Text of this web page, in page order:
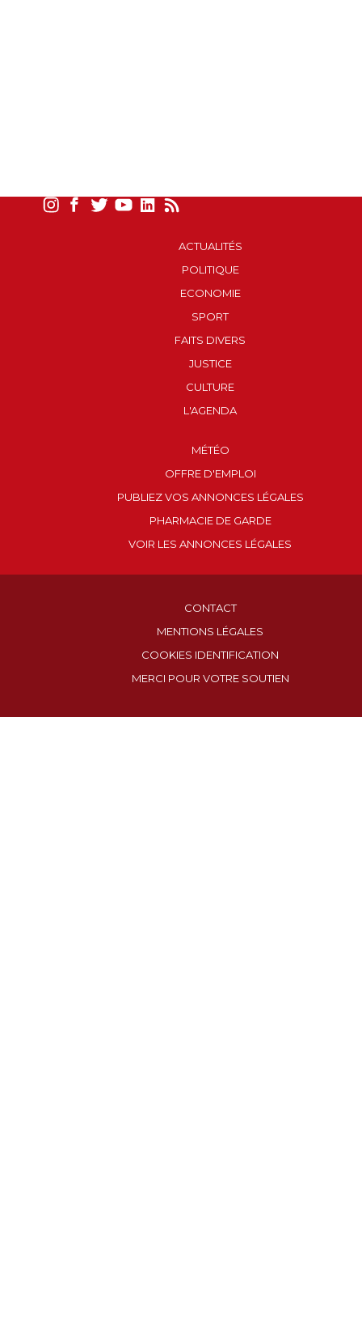
ACTUALITÉS
POLITIQUE
ECONOMIE
SPORT
FAITS DIVERS
JUSTICE
CULTURE
L'AGENDA
MÉTÉO
OFFRE D'EMPLOI
PUBLIEZ VOS ANNONCES LÉGALES
PHARMACIE DE GARDE
VOIR LES ANNONCES LÉGALES
CONTACT
MENTIONS LÉGALES
COOKIES IDENTIFICATION
MERCI POUR VOTRE SOUTIEN